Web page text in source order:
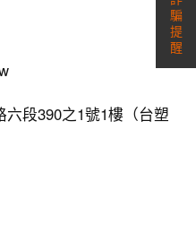
段390之1號1樓（台塑
騙
提
醒